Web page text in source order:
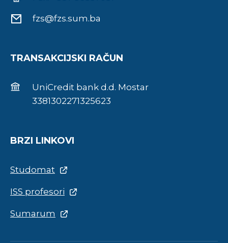
fzs@fzs.sum.ba
TRANSAKCIJSKI RAČUN
UniCredit bank d.d. Mostar
3381302271325623
BRZI LINKOVI
Studomat
ISS profesori
Sumarum